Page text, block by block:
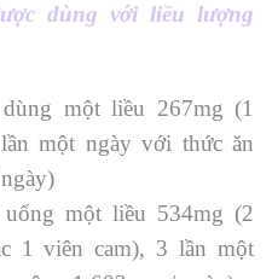
dùng với liều lượng
một liều 267mg (1
một ngày với thức ăn
một liều 534mg (2
1 viên cam), 3 lần một